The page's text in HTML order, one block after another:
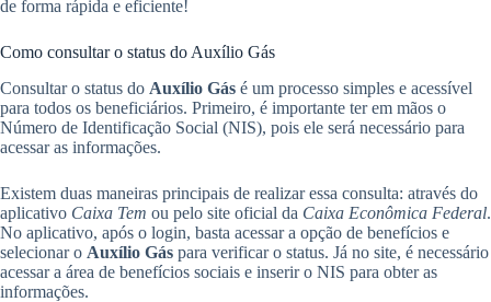
de forma rápida e eficiente!
Como consultar o status do Auxílio Gás
Consultar o status do Auxílio Gás é um processo simples e acessível
para todos os beneficiários. Primeiro, é importante ter em mãos o
Número de Identificação Social (NIS), pois ele será necessário para
acessar as informações.
Existem duas maneiras principais de realizar essa consulta: através do
aplicativo Caixa Tem ou pelo site oficial da Caixa Econômica Federal.
No aplicativo, após o login, basta acessar a opção de benefícios e
selecionar o Auxílio Gás para verificar o status. Já no site, é necessário
acessar a área de benefícios sociais e inserir o NIS para obter as
informações.